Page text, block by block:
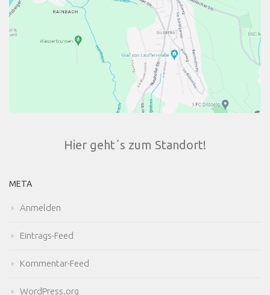
Hier geht´s zum Standort!
META
Anmelden
Eintrags-Feed
Kommentar-Feed
WordPress.org